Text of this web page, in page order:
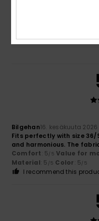
Bilgehan16. kesäkuuta 2026
Fits perfectly with size 36/
and harmonious. The
Comfort: 5/5 Value for
Material: 5 /5 Color: 5/5
I recommend this